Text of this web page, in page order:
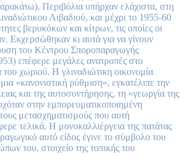
Περιβόλια υπήρχαν ελάχιστα, στη
Λιβαδιού, και μέχρι το 1955-60
βερυκόκων και κίτρων, τις οποίες οι
Εκχερσώθηκαν κι αυτά για να γίνουν
του Κέντρου Σποροπαραγωγής
επέφερε μεγάλες ανατροπές στο
χωριού. Η γλιναδιώτικη οικονομία
«κανονιστική ρύθμιση», εγκατέλιπε την
και της αυτοσυντήρησης, τη «γεωργία της
στην εμπορευματικοποιημένη
μετασχηματισμούς που αυτή
τελικά. Η μονοκαλλιέργεια της πατάτας
αυτό είδος έγινε το σύμβολο του
του, στοιχείο της τοπικής του